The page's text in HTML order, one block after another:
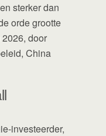
sterker dan
orde grootte
door
China
investeerder,